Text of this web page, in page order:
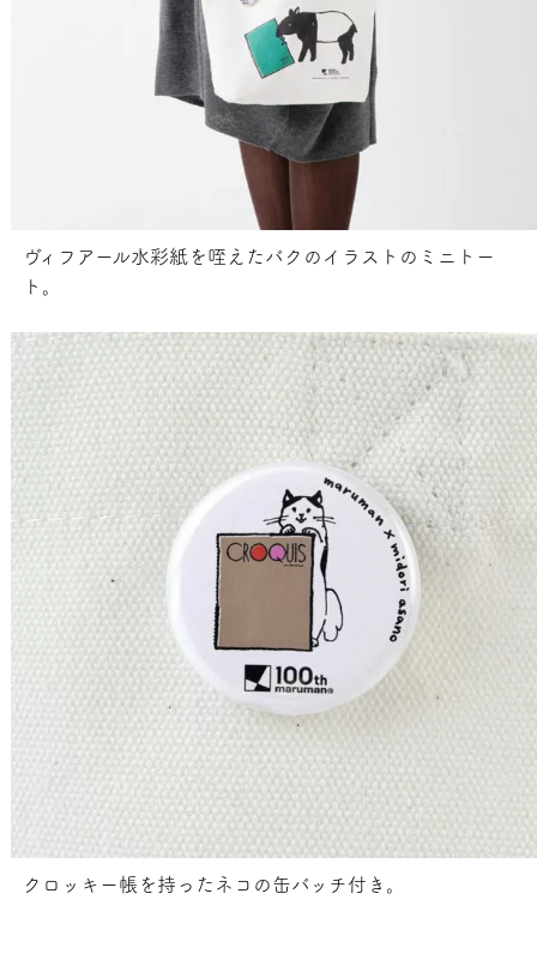
ヴィフアール水彩紙を咥えたバクのイラストのミニトー
ト。
クロッキー帳を持ったネコの缶バッチ付き。